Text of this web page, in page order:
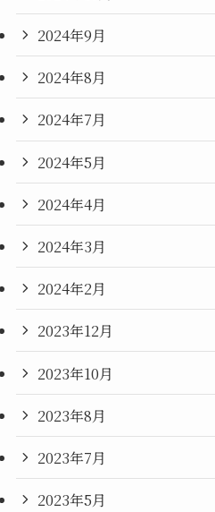
2024年9月
2024年8月
2024年7月
2024年5月
2024年4月
2024年3月
2024年2月
2023年12月
2023年10月
2023年8月
2023年7月
2023年5月